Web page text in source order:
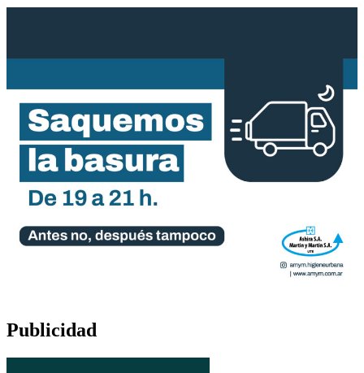
Publicidad